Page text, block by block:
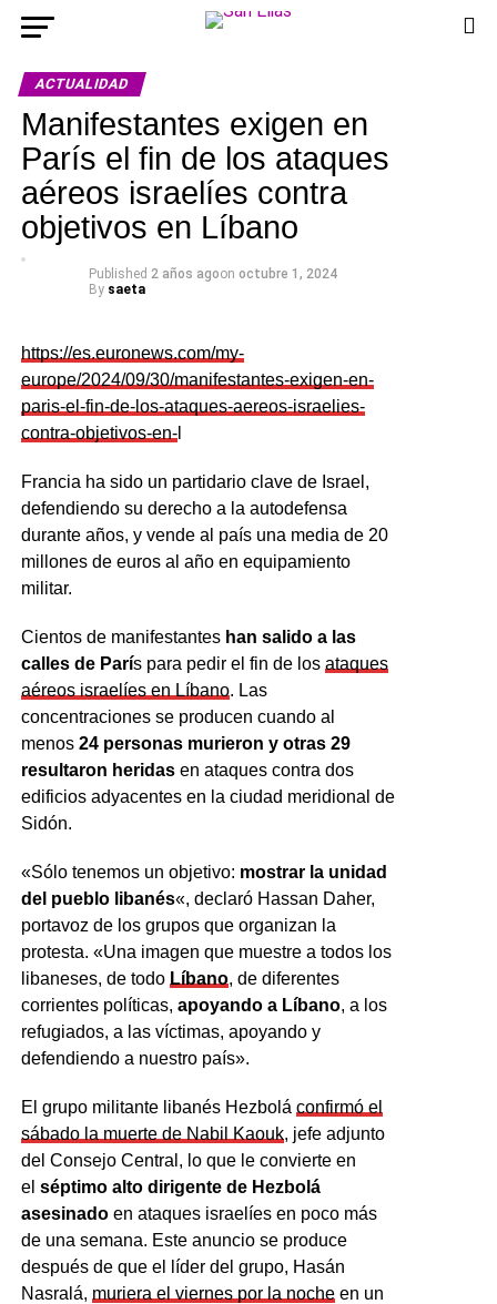
ACTUALIDAD
Manifestantes exigen en
París el fin de los ataques
aéreos israelíes contra
objetivos en Líbano
Published 2 años agoon octubre 1, 2024
By saeta
https://es.euronews.com/my-
europe/2024/09/30/manifestantes-exigen-en-
paris-el-fin-de-los-ataques-aereos-israelies-
contra-objetivos-en-l
Francia ha sido un partidario clave de Israel,
defendiendo su derecho a la autodefensa
durante años, y vende al país una media de 20
millones de euros al año en equipamiento
militar.
Cientos de manifestantes han salido a las
calles de París para pedir el fin de los ataques
aéreos israelíes en Líbano. Las
concentraciones se producen cuando al
menos 24 personas murieron y otras 29
resultaron heridasen ataques contra dos
edificios adyacentes en la ciudad meridional de
Sidón.
«Sólo tenemos un objetivo: mostrar la unidad
del pueblo libanés«, declaró Hassan Daher,
portavoz de los grupos que organizan la
protesta. «Una imagen que muestre a todos los
libaneses, de todo Líbano, de diferentes
corrientes políticas, apoyando a Líbano, a los
refugiados, a las víctimas, apoyando y
defendiendo a nuestro país».
El grupo militante libanés Hezbolá confirmó el
sábado la muerte de Nabil Kaouk, jefe adjunto
del Consejo Central, lo que le convierte en
el séptimo alto dirigente de Hezbolá
asesinadoen ataques israelíes en poco más
de una semana. Este anuncio se produce
después de que el líder del grupo, Hasán
Nasralá, muriera el viernes por la nocheen un